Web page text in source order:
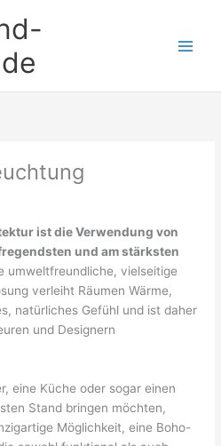
ist die Verwendung von
und am stärksten
umweltfreundliche, vielseitige
verleiht Räumen Wärme,
natürliches Gefühl und ist daher
und Designern
eine Küche oder sogar einen
Stand bringen möchten,
Möglichkeit, eine Boho-